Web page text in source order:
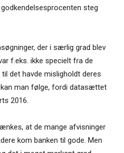
steg
der i særlig grad blev
f.eks. ikke specielt fra de
det havde misligholdt deres
kan man følge, fordi datasættet
2016.
at de mange afvisninger
kom banken til gode. Men